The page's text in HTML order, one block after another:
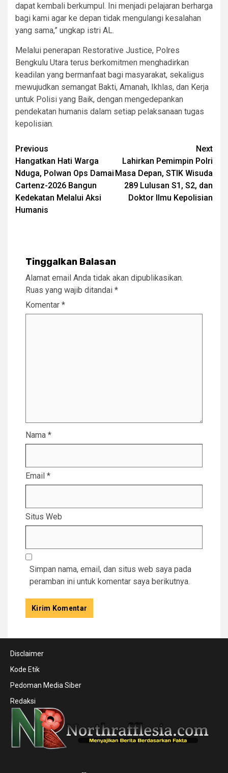
dapat kembali berkumpul. Ini menjadi pelajaran berharga
bagi kami agar ke depan tidak mengulangi kesalahan
yang sama,” ungkap istri AL.
Melalui penerapan Restorative Justice, Polres
Bengkulu Utara terus berkomitmen menghadirkan
keadilan yang bermanfaat bagi masyarakat, sekaligus
mewujudkan semangat Bakti, Amanah, Ikhlas, dan Kerja
untuk Polisi yang Baik, dengan mengedepankan
pendekatan humanis dalam setiap pelaksanaan tugas
kepolisian.
Post
navigation
Previous
Hangatkan Hati Warga
Nduga, Polwan Ops Damai
Cartenz-2026 Bangun
Kedekatan Melalui Aksi
Humanis
Next
Lahirkan Pemimpin Polri
Masa Depan, STIK Wisuda
289 Lulusan S1, S2, dan
Doktor Ilmu Kepolisian
Tinggalkan Balasan
Alamat email Anda tidak akan dipublikasikan.
Ruas yang wajib ditandai *
Komentar *
Nama *
Email *
Situs Web
Simpan nama, email, dan situs web saya pada
peramban ini untuk komentar saya berikutnya.
Disclaimer
Kode Etik
Pedoman Media Siber
Redaksi